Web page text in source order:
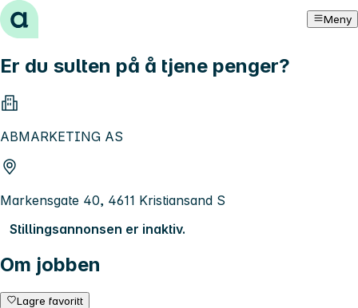
Hopp til innhold Meny
Er du sulten på å tjene penger?
ABMARKETING AS
Markensgate 40, 4611 Kristiansand S
Stillingsannonsen er inaktiv.
Om jobben
Lagre favoritt